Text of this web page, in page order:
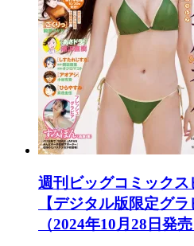
週刊ビッグコミックス
【デジタル版限定グ
（2024年10月28日発売